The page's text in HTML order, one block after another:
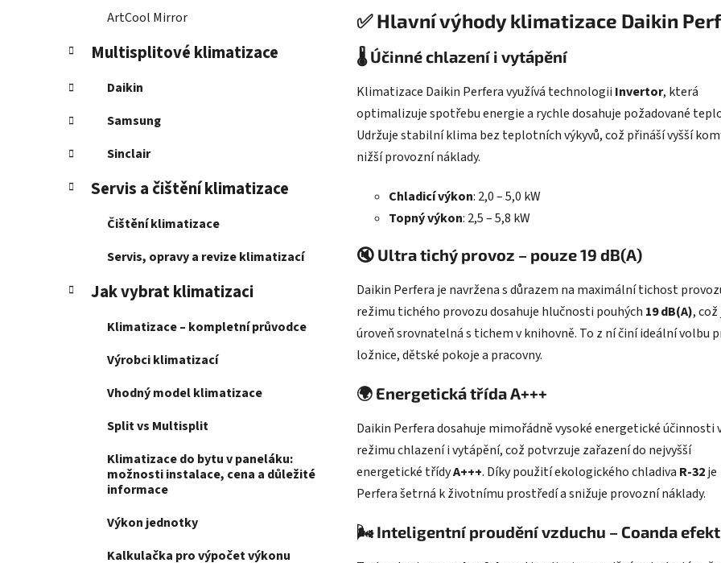
ArtCool Mirror
Multisplitové klimatizace
Daikin
Samsung
Sinclair
Servis a čištění klimatizace
Čištění klimatizace
Servis, opravy a revize klimatizací
Jak vybrat klimatizaci
Klimatizace – kompletní průvodce
Výrobci klimatizací
Vhodný model klimatizace
Split vs Multisplit
Klimatizace do bytu v paneláku:
možnosti instalace, cena a důležité
informace
Výkon jednotky
Kalkulačka pro výpočet výkonu
✅Hlavní výhody klimatizace Daikin
🌡️Účinné chlazení i vytápění
Klimatizace Daikin Perfera využívá technologii Invertor, která
optimalizuje spotřebu energie a rychle dosahuje požadované
Udržuje stabilní klima bez teplotních výkyvů, což přináší vyšší
nižší provozní náklady.
Chladicí výkon: 2,0 – 5,0 kW
Topný výkon: 2,5 – 5,8 kW
🔇 Ultra tichý provoz – pouze 19 dB(A)
Daikin Perfera je navržena s důrazem na maximální tichost
režimu tichého provozu dosahuje hlučnosti pouhých 19 dB(A), což
úroveň srovnatelná s tichem v knihovně. To z ní činí ideální volbu
ložnice, dětské pokoje a pracovny.
🌍 Energetická třída A+++
Daikin Perfera dosahuje mimořádně vysoké energetické účinnosti
režimu chlazení i vytápění, což potvrzuje zařazení do nejvyšší
energetické třídyA+++. Díky použití ekologického chladiva R-32je
Perfera šetrná k životnímu prostředí a snižuje provozní náklady.
🌬️Inteligentní proudění vzduchu – Coanda efekt